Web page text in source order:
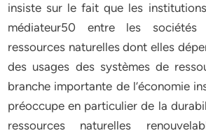
insiste sur le fait que les
médiateur50 entre les
ressources naturelles dont elles
des usages des systèmes de
branche importante de l’économie
préoccupe en particulier de la
ressources naturelles